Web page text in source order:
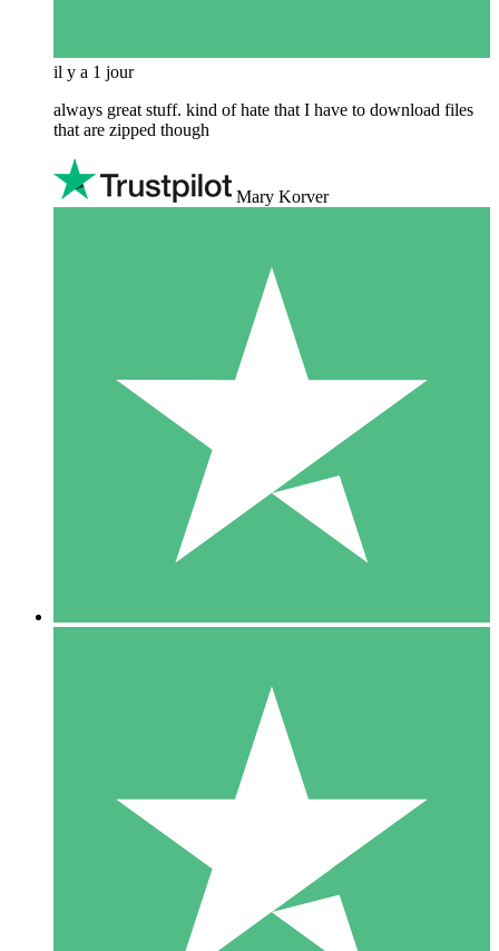
il y a 1 jour
always great stuff. kind of hate that I have to download files
that are zipped though
Mary Korver